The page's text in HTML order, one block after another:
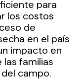
para
los costos
de
en el país
impacto en
las familias
campo.